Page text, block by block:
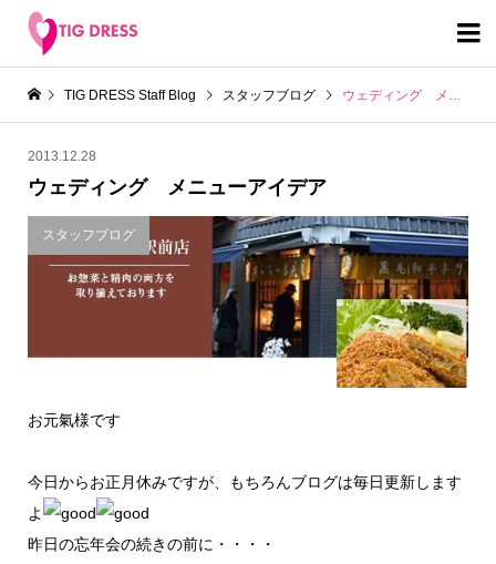

TIG DRESS Staff Blog スタッフブログ ウェディング メニューアイデア
2013.12.28
ウェディング メニューアイデア
スタッフブログ
お元氣様です
今日からお正月休みですが、もちろんブログは毎日更新します
よ
昨日の忘年会の続きの前に・・・・